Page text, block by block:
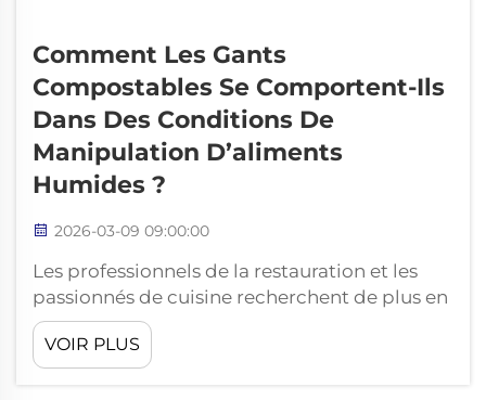
Comment Les Gants
Compostables Se Comportent-Ils
Dans Des Conditions De
Manipulation D’aliments
Humides ?
2026-03-09 09:00:00
Les professionnels de la restauration et les
passionnés de cuisine recherchent de plus en
plus des alternatives écologiquement
responsables aux gants jetables traditionnels,
sans compromettre les performances. Lors
VOIR PLUS